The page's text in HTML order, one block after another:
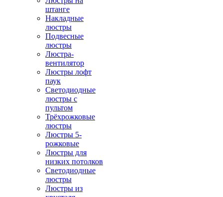
штанге
Накладные
люстры
Подвесные
люстры
Люстра-
вентилятор
Люстры лофт
паук
Светодиодные
люстры с
пультом
Трёхрожковые
люстры
Люстры 5-
рожковые
Люстры для
низких потолков
Cветодиодные
люстры
Люстры из